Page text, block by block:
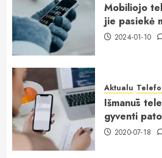
Mobiliojo
jie pasiekė
2024-01-10
Aktualu
Išmanūs
gyventi
2020-07-18